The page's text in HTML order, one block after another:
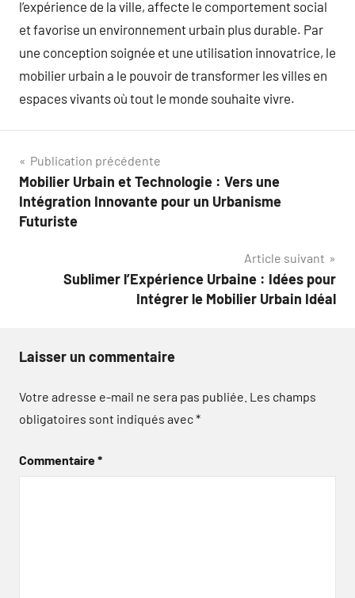
l’expérience de la ville, affecte le comportement social
et favorise un environnement urbain plus durable. Par
une conception soignée et une utilisation innovatrice, le
mobilier urbain a le pouvoir de transformer les villes en
espaces vivants où tout le monde souhaite vivre.
Navigation
de
l’article
Publication précédente
Mobilier Urbain et Technologie : Vers une
Intégration Innovante pour un Urbanisme
Futuriste
Article suivant
Sublimer l’Expérience Urbaine : Idées pour
Intégrer le Mobilier Urbain Idéal
Laisser un commentaire
Votre adresse e-mail ne sera pas publiée. Les champs
obligatoires sont indiqués avec*
Commentaire*